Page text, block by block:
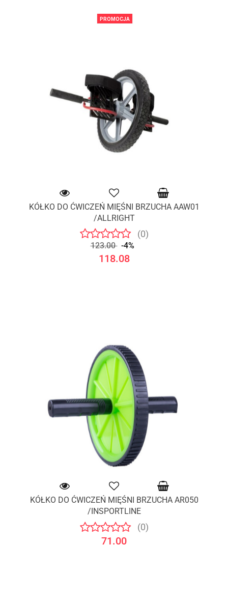
PROMOCJA
KÓŁKO DO ĆWICZEŃ MIĘŚNI BRZUCHA AAW01
/ALLRIGHT
(0)
123.00 -4%
118.08
KÓŁKO DO ĆWICZEŃ MIĘŚNI BRZUCHA AR050
/INSPORTLINE
(0)
71.00